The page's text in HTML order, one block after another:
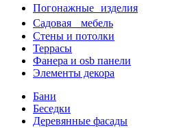
Погонажные изделия
Садовая мебель
Стены и потолки
Террасы
Фанера и osb панели
Элементы декора
Бани
Беседки
Деревянные фасады